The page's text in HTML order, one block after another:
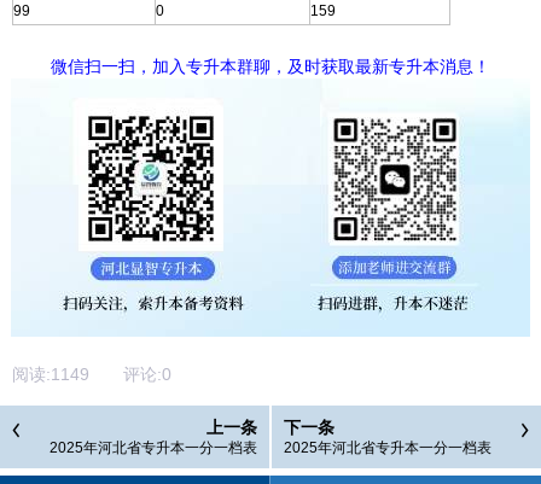
99
0 159
微信扫一扫，加入专升本群聊，及时获取最新专升本消息！
阅读:1149 评论:0
上一条
2025年河北省专升本一分一档表
（普通考生）-艺术-表演
下一条
2025年河北省专升本一分一档表
（普通考生）-艺术-雕塑